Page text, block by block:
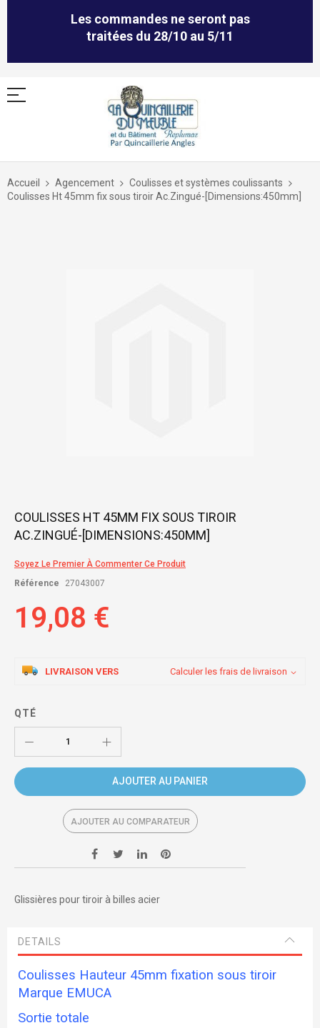
Les commandes ne seront pas
traitées du 28/10 au 5/11
Allez
contenu
Accueil Agencement
Coulisses et systèmes coulissants
Coulisses Ht 45mm fix sous tiroir Ac.Zingué-[Dimensions:450mm]
Skip
the
of
images
COULISSES HT 45MM FIX SOUS TIROIR
AC.ZINGUÉ-[DIMENSIONS:450MM]
Soyez Le Premier À Commenter Ce Produit
Référence
27043007
19,08 €
LIVRAISON VERS Calculer les frais de livraison
QTÉ
AJOUTER AU PANIER
AJOUTER AU COMPARATEUR
Glissières pour tiroir à billes acier
DETAILS
Coulisses Hauteur 45mm fixation sous tiroir
Marque EMUCA
Sortie totale